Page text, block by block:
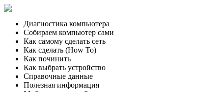
Диагностика компьютера
Собираем компьютер сами
Как самому сделать сеть
Как сделать (How To)
Как починить
Как выбрать устройство
Справочные данные
Полезная информация